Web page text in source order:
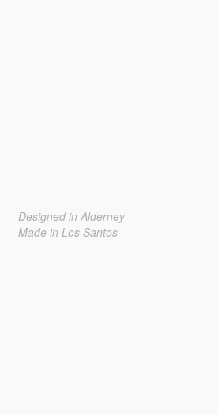
Designed in Alderney
Made in Los Santos